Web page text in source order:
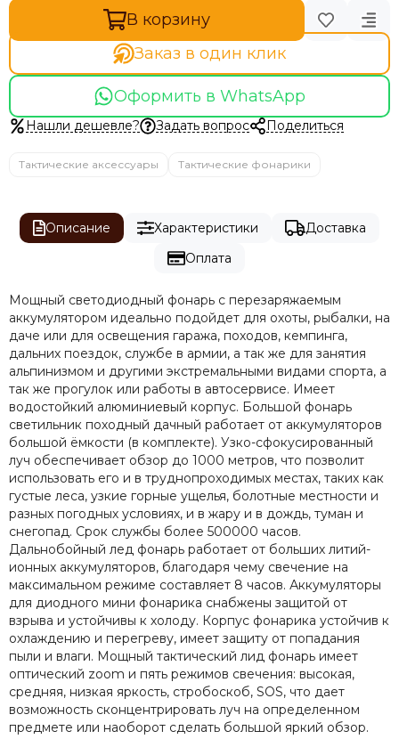
В корзину
Заказ в один клик
Оформить в WhatsApp
Нашли дешевле? Задать вопрос Поделиться
Тактические аксессуары Тактические фонарики
Описание Характеристики
Доставка
Оплата
Мощный светодиодный фонарь c перезаряжаемым
аккумулятором идеально подойдет для охоты, рыбалки, на
даче или для освещения гаража, походов, кемпинга,
дальних поездок, службе в армии, а так же для занятия
альпинизмом и другими экстремальными видами спорта, а
так же прогулок или работы в автосервисе. Имеет
водостойкий алюминиевый корпус. Большой фонарь
светильник походный дачный работает от аккумуляторов
большой ёмкости (в комплекте). Узко-сфокусированный
луч обеспечивает обзор до 1000 метров, что позволит
использовать его и в труднопроходимых местах, таких как
густые леса, узкие горные ущелья, болотные местности и
разных погодных условиях, и в жару и в дождь, туман и
снегопад. Срок службы более 500000 часов.
Дальнобойный лед фонарь работает от больших литий-
ионных аккумуляторов, благодаря чему свечение на
максимальном режиме составляет 8 часов. Аккумуляторы
для диодного мини фонарика снабжены защитой от
взрыва и устойчивы к холоду. Корпус фонарика устойчив к
охлаждению и перегреву, имеет защиту от попадания
пыли и влаги. Мощный тактический лид фонарь имеет
оптический zoom и пять режимов свечения: высокая,
средняя, низкая яркость, стробоскоб, SOS, что дает
возможность сконцентрировать луч на определенном
предмете или наоборот сделать большой яркий обзор.